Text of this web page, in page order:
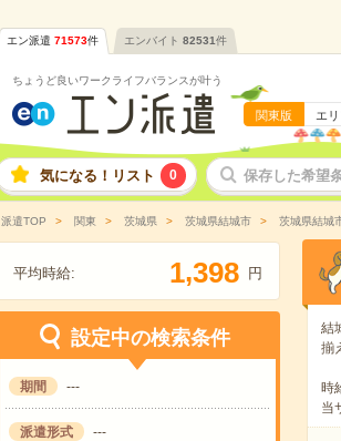
エン派遣 71573件 エンバイト 82531件
ちょうど良いワークライフバランスが叶う
関東版 エ
気になる！リスト 0 保存した希望
派遣TOP 関東 茨城県 茨城県結城市 茨城県結城
平均時給: 1,398 円
設定中の検索条件
期間 ---
派遣形式 ---
結
揃
時
当